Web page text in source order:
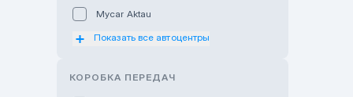
Mycar Aktau
Mycar Uralsk
Показать все автоцентры
КОРОБКА ПЕРЕДАЧ